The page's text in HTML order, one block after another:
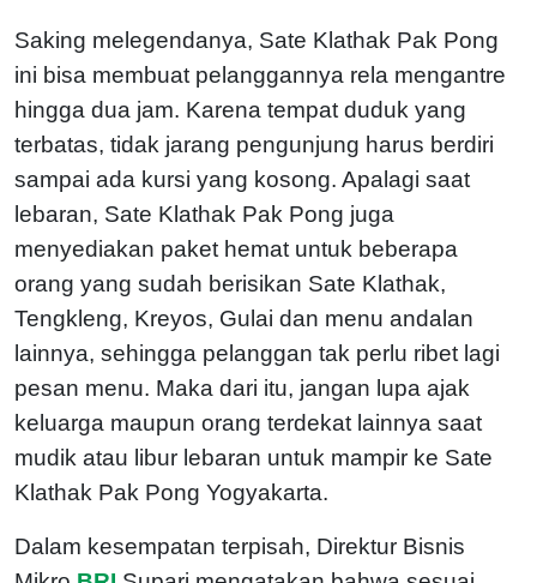
Saking melegendanya, Sate Klathak Pak Pong
ini bisa membuat pelanggannya rela mengantre
hingga dua jam. Karena tempat duduk yang
terbatas, tidak jarang pengunjung harus berdiri
sampai ada kursi yang kosong. Apalagi saat
lebaran, Sate Klathak Pak Pong juga
menyediakan paket hemat untuk beberapa
orang yang sudah berisikan Sate Klathak,
Tengkleng, Kreyos, Gulai dan menu andalan
lainnya, sehingga pelanggan tak perlu ribet lagi
pesan menu. Maka dari itu, jangan lupa ajak
keluarga maupun orang terdekat lainnya saat
mudik atau libur lebaran untuk mampir ke Sate
Klathak Pak Pong Yogyakarta.
Dalam kesempatan terpisah, Direktur Bisnis